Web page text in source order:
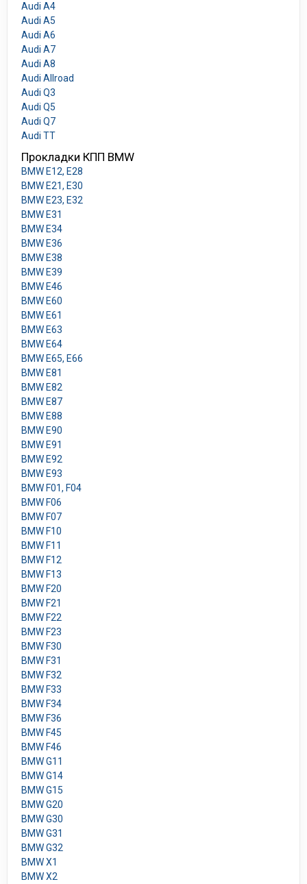
Audi A4
Audi A5
Audi A6
Audi A7
Audi A8
Audi Allroad
Audi Q3
Audi Q5
Audi Q7
Audi TT
Прокладки КПП BMW
BMW E12, E28
BMW E21, E30
BMW E23, E32
BMW E31
BMW E34
BMW E36
BMW E38
BMW E39
BMW E46
BMW E60
BMW E61
BMW E63
BMW E64
BMW E65, E66
BMW E81
BMW E82
BMW E87
BMW E88
BMW E90
BMW E91
BMW E92
BMW E93
BMW F01, F04
BMW F06
BMW F07
BMW F10
BMW F11
BMW F12
BMW F13
BMW F20
BMW F21
BMW F22
BMW F23
BMW F30
BMW F31
BMW F32
BMW F33
BMW F34
BMW F36
BMW F45
BMW F46
BMW G11
BMW G14
BMW G15
BMW G20
BMW G30
BMW G31
BMW G32
BMW X1
BMW X2